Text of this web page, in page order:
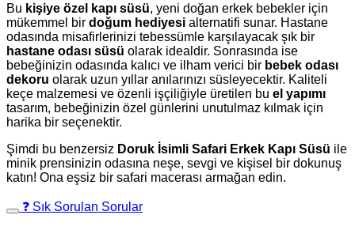
Bu kişiye özel kapı süsü, yeni doğan erkek bebekler için
mükemmel bir doğum hediyesi alternatifi sunar. Hastane
odasında misafirlerinizi tebessümle karşılayacak şık bir
hastane odası süsü olarak idealdir. Sonrasında ise
bebeğinizin odasında kalıcı ve ilham verici bir bebek odası
dekoru olarak uzun yıllar anılarınızı süsleyecektir. Kaliteli
keçe malzemesi ve özenli işçiliğiyle üretilen bu el yapımı
tasarım, bebeğinizin özel günlerini unutulmaz kılmak için
harika bir seçenektir.
Şimdi bu benzersiz Doruk İsimli Safari Erkek Kapı Süsü ile
minik prensinizin odasına neşe, sevgi ve kişisel bir dokunuş
katın! Ona eşsiz bir safari macerası armağan edin.
❓ Sık Sorulan Sorular